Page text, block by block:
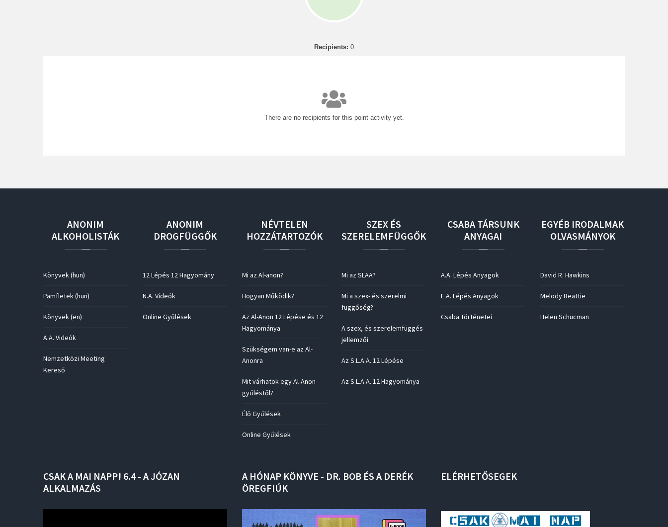
Recipients: 0
There are no recipients for this point activity yet.
ANONIM
ALKOHOLISTÁK
Könyvek (hun)
Pamfletek (hun)
Könyvek (en)
A.A. Videók
Nemzetközi Meeting
Kereső
ANONIM
DROGFÜGGŐK
12 Lépés 12 Hagyomány
N.A. Videók
Online Gyűlések
NÉVTELEN
HOZZÁTARTOZÓK
Mi az Al-anon?
Hogyan Működik?
Az Al-Anon 12 Lépése és 12
Hagyománya
Szükségem van-e az Al-
Anonra
Mit várhatok egy Al-Anon
gyűléstől?
Élő Gyűlések
Online Gyűlések
SZEX ÉS
SZERELEMFÜGGŐK
Mi az SLAA?
Mi a szex- és szerelmi
függőség?
A szex, és szerelemfüggés
jellemzői
Az S.L.A.A. 12 Lépése
Az S.L.A.A. 12 Hagyománya
CSABA TÁRSUNK
ANYAGAI
A.A. Lépés Anyagok
E.A. Lépés Anyagok
Csaba Történetei
EGYÉB IRODALMAK
OLVASMÁNYOK
David R. Hawkins
Melody Beattie
Helen Schucman
CSAKA MAI NAPP! 6.4 - AJÓZAN
ALKALMAZÁS
A HÓNAP KÖNYVE - DR. BOB ÉS A DERÉK
ÖREGFIÚK
ELÉRHETŐSEGEK